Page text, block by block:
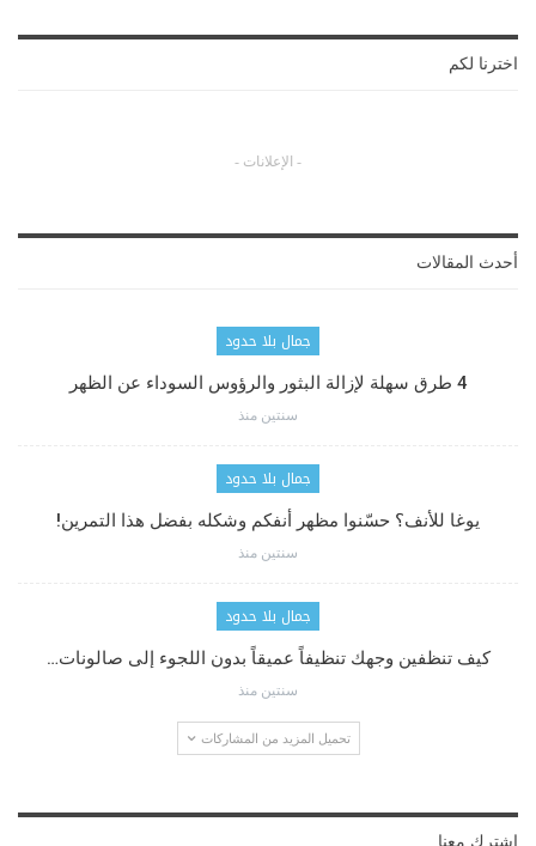
اخترنا لكم
- الإعلانات -
أحدث المقالات
جمال بلا حدود
4 طرق سهلة لإزالة البثور والرؤوس السوداء عن الظهر
سنتين منذ
جمال بلا حدود
يوغا للأنف؟ حسّنوا مظهر أنفكم وشكله بفضل هذا التمرين!
سنتين منذ
جمال بلا حدود
كيف تنظفين وجهك تنظيفاً عميقاً بدون اللجوء إلى صالونات…
سنتين منذ
تحميل المزيد من المشاركات
اشترك معنا